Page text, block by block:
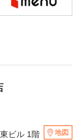
ビル 1階
地図